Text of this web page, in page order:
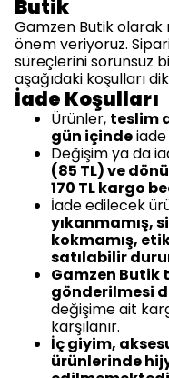
Butik
Gamzen Butik
önem veriyoruz.
süreçlerini sorunsuz
aşağıdaki koşulları
İade Koşulları
Ürünler, teslim
gün içinde
Değişim ya da
(85 TL) ve
170 TL kargo
İade edilecek
yıkanmamış,
kokmamış,
satılabilir
Gamzen Butik
gönderilmesi
değişime ait
karşılanır.
İç giyim,
ürünlerinde